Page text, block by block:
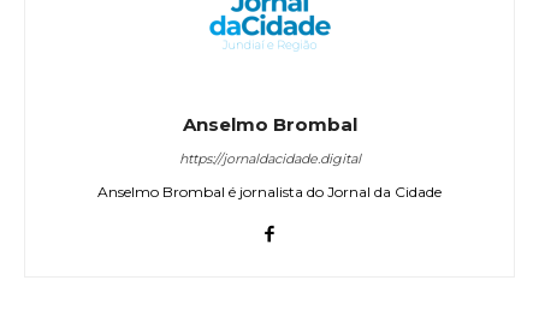
Anselmo Brombal
https://jornaldacidade.digital
Anselmo Brombal é jornalista do Jornal da Cidade